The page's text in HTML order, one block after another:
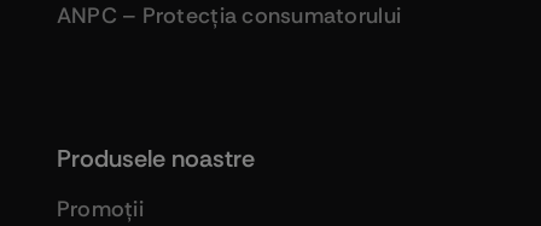
Produsele noastre
Promoţii
ANPC – Protecţia consumatorului